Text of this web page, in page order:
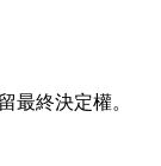
最終決定權。